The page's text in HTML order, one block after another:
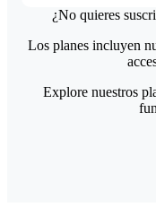
¿No quieres
Los planes incluyen
Explore nuestros